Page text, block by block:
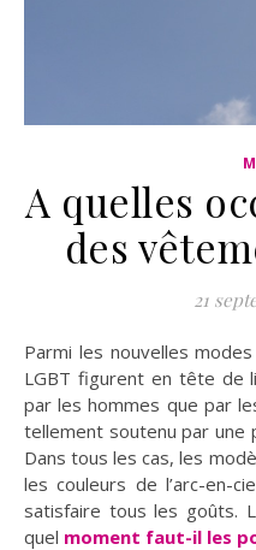
A quelles
des
21
Parmi les nouvelles modes qui font florès, les vêtements
LGBT figurent en tête de
par les hommes que par
tellement soutenu par une
Dans tous les cas, les
les couleurs de l’arc-en-
satisfaire tous les goûts.
quel moment faut-il les